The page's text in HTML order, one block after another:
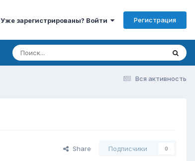
Уже зарегистрированы? Войти Регистрация
Вся активность
Share Подписчики 0